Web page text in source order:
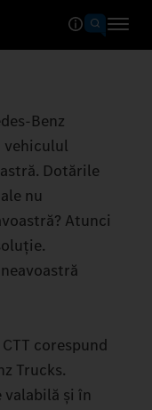
vehiculul
Dotările
nu
Atunci
corespund
Trucks.
și în